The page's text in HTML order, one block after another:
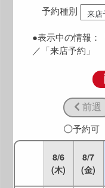
予約種別
●表示中の情報：
／「来店予約」
前週
予約可
8/6
(木)
8/7
(金)
～
9:00